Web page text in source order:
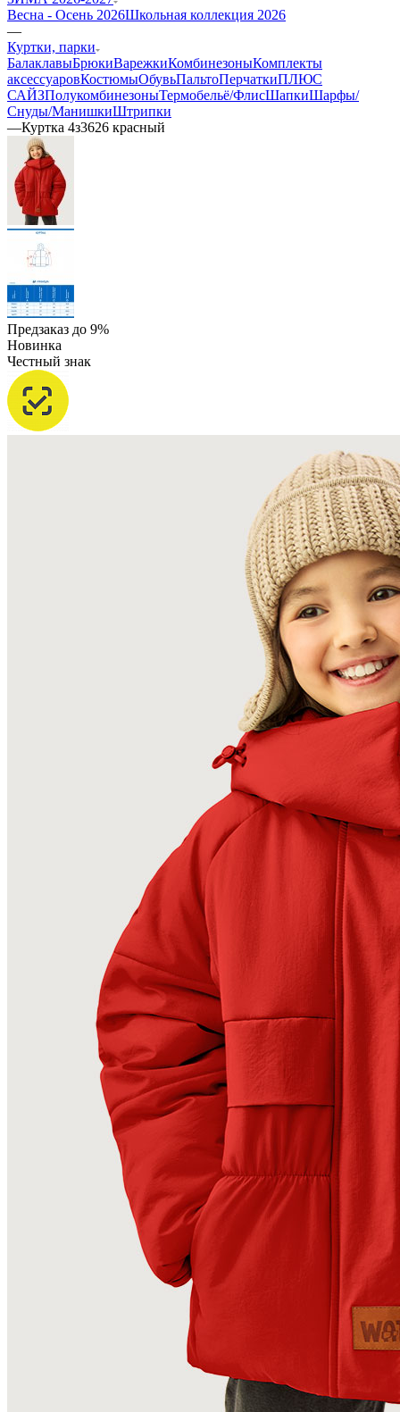
Весна - Осень 2026Школьная коллекция 2026
—
Куртки, парки
БалаклавыБрюкиВарежкиКомбинезоныКомплекты
аксессуаровКостюмыОбувьПальтоПерчаткиПЛЮС
САЙЗПолукомбинезоныТермобельё/ФлисШапкиШарфы/
Снуды/МанишкиШтрипки
—Куртка 4з3626 красный
Предзаказ до 9%
Новинка
Честный знак